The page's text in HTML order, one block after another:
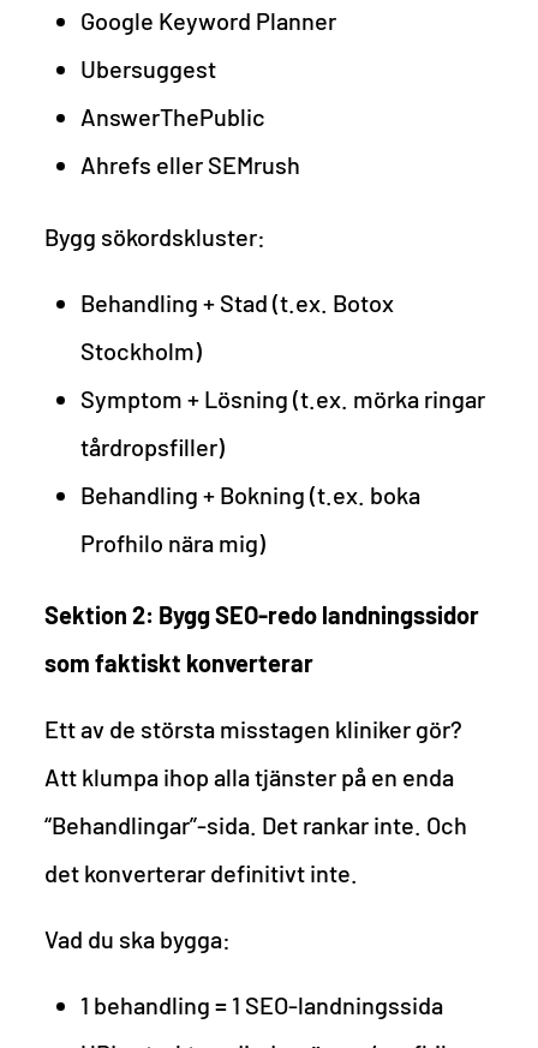
Google Keyword Planner
Ubersuggest
AnswerThePublic
Ahrefs eller SEMrush
Bygg sökordskluster:
Behandling + Stad (t.ex. Botox
Stockholm)
Symptom + Lösning (t.ex. mörka ringar
tårdropsfiller)
Behandling + Bokning (t.ex. boka
Profhilo nära mig)
Sektion 2: Bygg SEO-redo landningssidor
som faktiskt konverterar
Ett av de största misstagen kliniker gör?
Att klumpa ihop alla tjänster på en enda
“Behandlingar”-sida. Det rankar inte. Och
det konverterar definitivt inte.
Vad du ska bygga:
1 behandling = 1 SEO-landningssida